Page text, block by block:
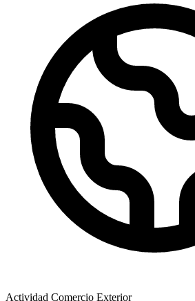
Actividad Comercio Exterior